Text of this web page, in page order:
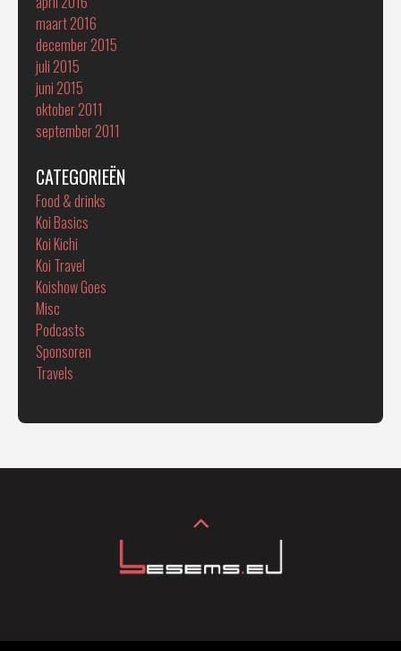
maart 2016
december 2015
juli 2015
juni 2015
oktober 2011
september 2011
CATEGORIEËN
Food & drinks
Koi Basics
Koi Kichi
Koi Travel
Koishow Goes
Misc
Podcasts
Sponsoren
Travels